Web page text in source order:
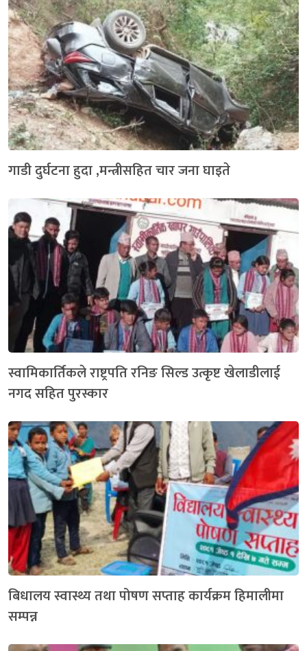
गाडी दुर्घटना हुदा ,मन्त्रीसहित चार जना घाइते
स्वामिकार्तिकले राष्ट्रपति रनिङ सिल्ड उत्कृष्ट खेलाडीलाई
नगद सहित पुरस्कार
बिधालय स्वास्थ्य तथा पोषण सप्ताह कार्यक्रम हिमालीमा
सम्पन्न